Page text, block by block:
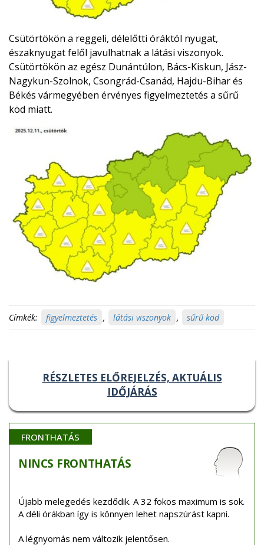
Csütörtökön a reggeli, délelőtti óráktól nyugat,
északnyugat felől javulhatnak a látási viszonyok.
Csütörtökön az egész Dunántúlon, Bács-Kiskun, Jász-
Nagykun-Szolnok, Csongrád-Csanád, Hajdu-Bihar és
Békés vármegyében érvényes figyelmeztetés a sűrű
köd miatt.
Címkék: figyelmeztetés , látási viszonyok , sűrű köd
RÉSZLETES ELŐREJELZÉS, AKTUÁLIS
IDŐJÁRÁS
FRONTHATÁS
NINCS FRONTHATÁS
Újabb melegedés kezdődik. A 32 fokos maximum is sok.
A déli órákban így is könnyen lehet napszúrást kapni.
A légnyomás nem változik jelentősen.